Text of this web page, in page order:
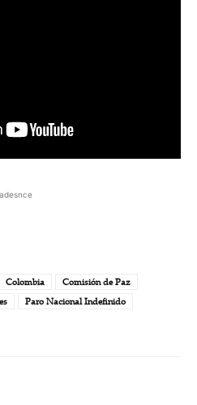
adesnce
Colombia
Comisión de Paz
Paro Nacional Indefinido